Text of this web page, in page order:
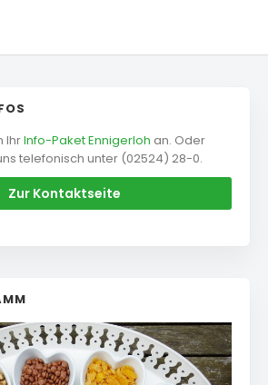
IhrInfo-Paket Ennigerloh an. Oder
telefonisch unter (02524) 28-0.
Zur Kontaktseite